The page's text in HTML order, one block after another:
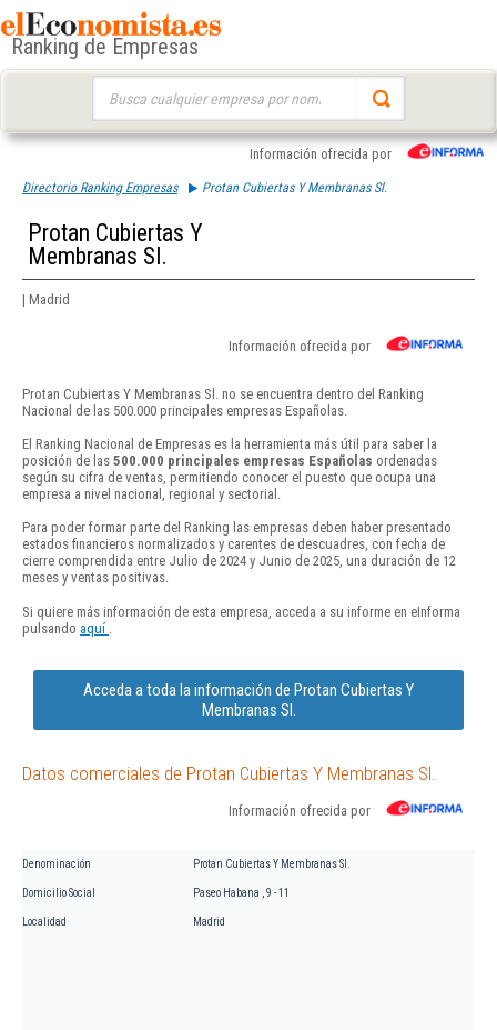
Ranking de Empresas
Información ofrecida por
Directorio Ranking Empresas Protan Cubiertas Y Membranas Sl.
Protan Cubiertas Y
Membranas Sl.
| Madrid
Información ofrecida por
Protan Cubiertas Y Membranas Sl. no se encuentra dentro del Ranking
Nacional de las 500.000 principales empresas Españolas.
El Ranking Nacional de Empresas es la herramienta más útil para saber la
posición de las 500.000 principales empresas Españolas ordenadas
según su cifra de ventas, permitiendo conocer el puesto que ocupa una
empresa a nivel nacional, regional y sectorial.
Para poder formar parte del Ranking las empresas deben haber presentado
estados financieros normalizados y carentes de descuadres, con fecha de
cierre comprendida entre Julio de 2024 y Junio de 2025, una duración de 12
meses y ventas positivas.
Si quiere más información de esta empresa, acceda a su informe en eInforma
pulsando aquí
Acceda a toda la información de Protan Cubiertas Y
Membranas Sl.
Datos comerciales de Protan Cubiertas Y Membranas Sl.
Información ofrecida por
Denominación Protan Cubiertas Y Membranas Sl.
Domicilio Social Paseo Habana , 9 - 11
Localidad Madrid